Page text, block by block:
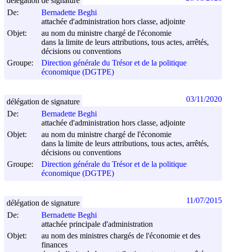
De:
Bernadette Beghi
attachée d'administration hors classe, adjointe
Objet:
au nom du ministre chargé de l'économie
dans la limite de leurs attributions, tous actes, arrêtés,
décisions ou conventions
Groupe:
Direction générale du Trésor et de la politique
économique (DGTPE)
De:
Bernadette Beghi
attachée d'administration hors classe, adjointe
Objet:
au nom du ministre chargé de l'économie
dans la limite de leurs attributions, tous actes, arrêtés,
décisions ou conventions
Groupe:
Direction générale du Trésor et de la politique
économique (DGTPE)
délégation de signature 03/11/2020
De:
Bernadette Beghi
attachée principale d'administration
Objet:
au nom des ministres chargés de l'économie et des
finances
délégation de signature 11/07/2015